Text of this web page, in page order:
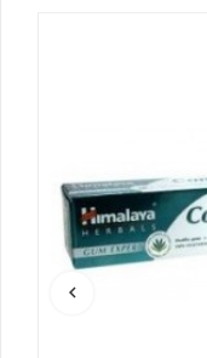
keyboard_arrow_left